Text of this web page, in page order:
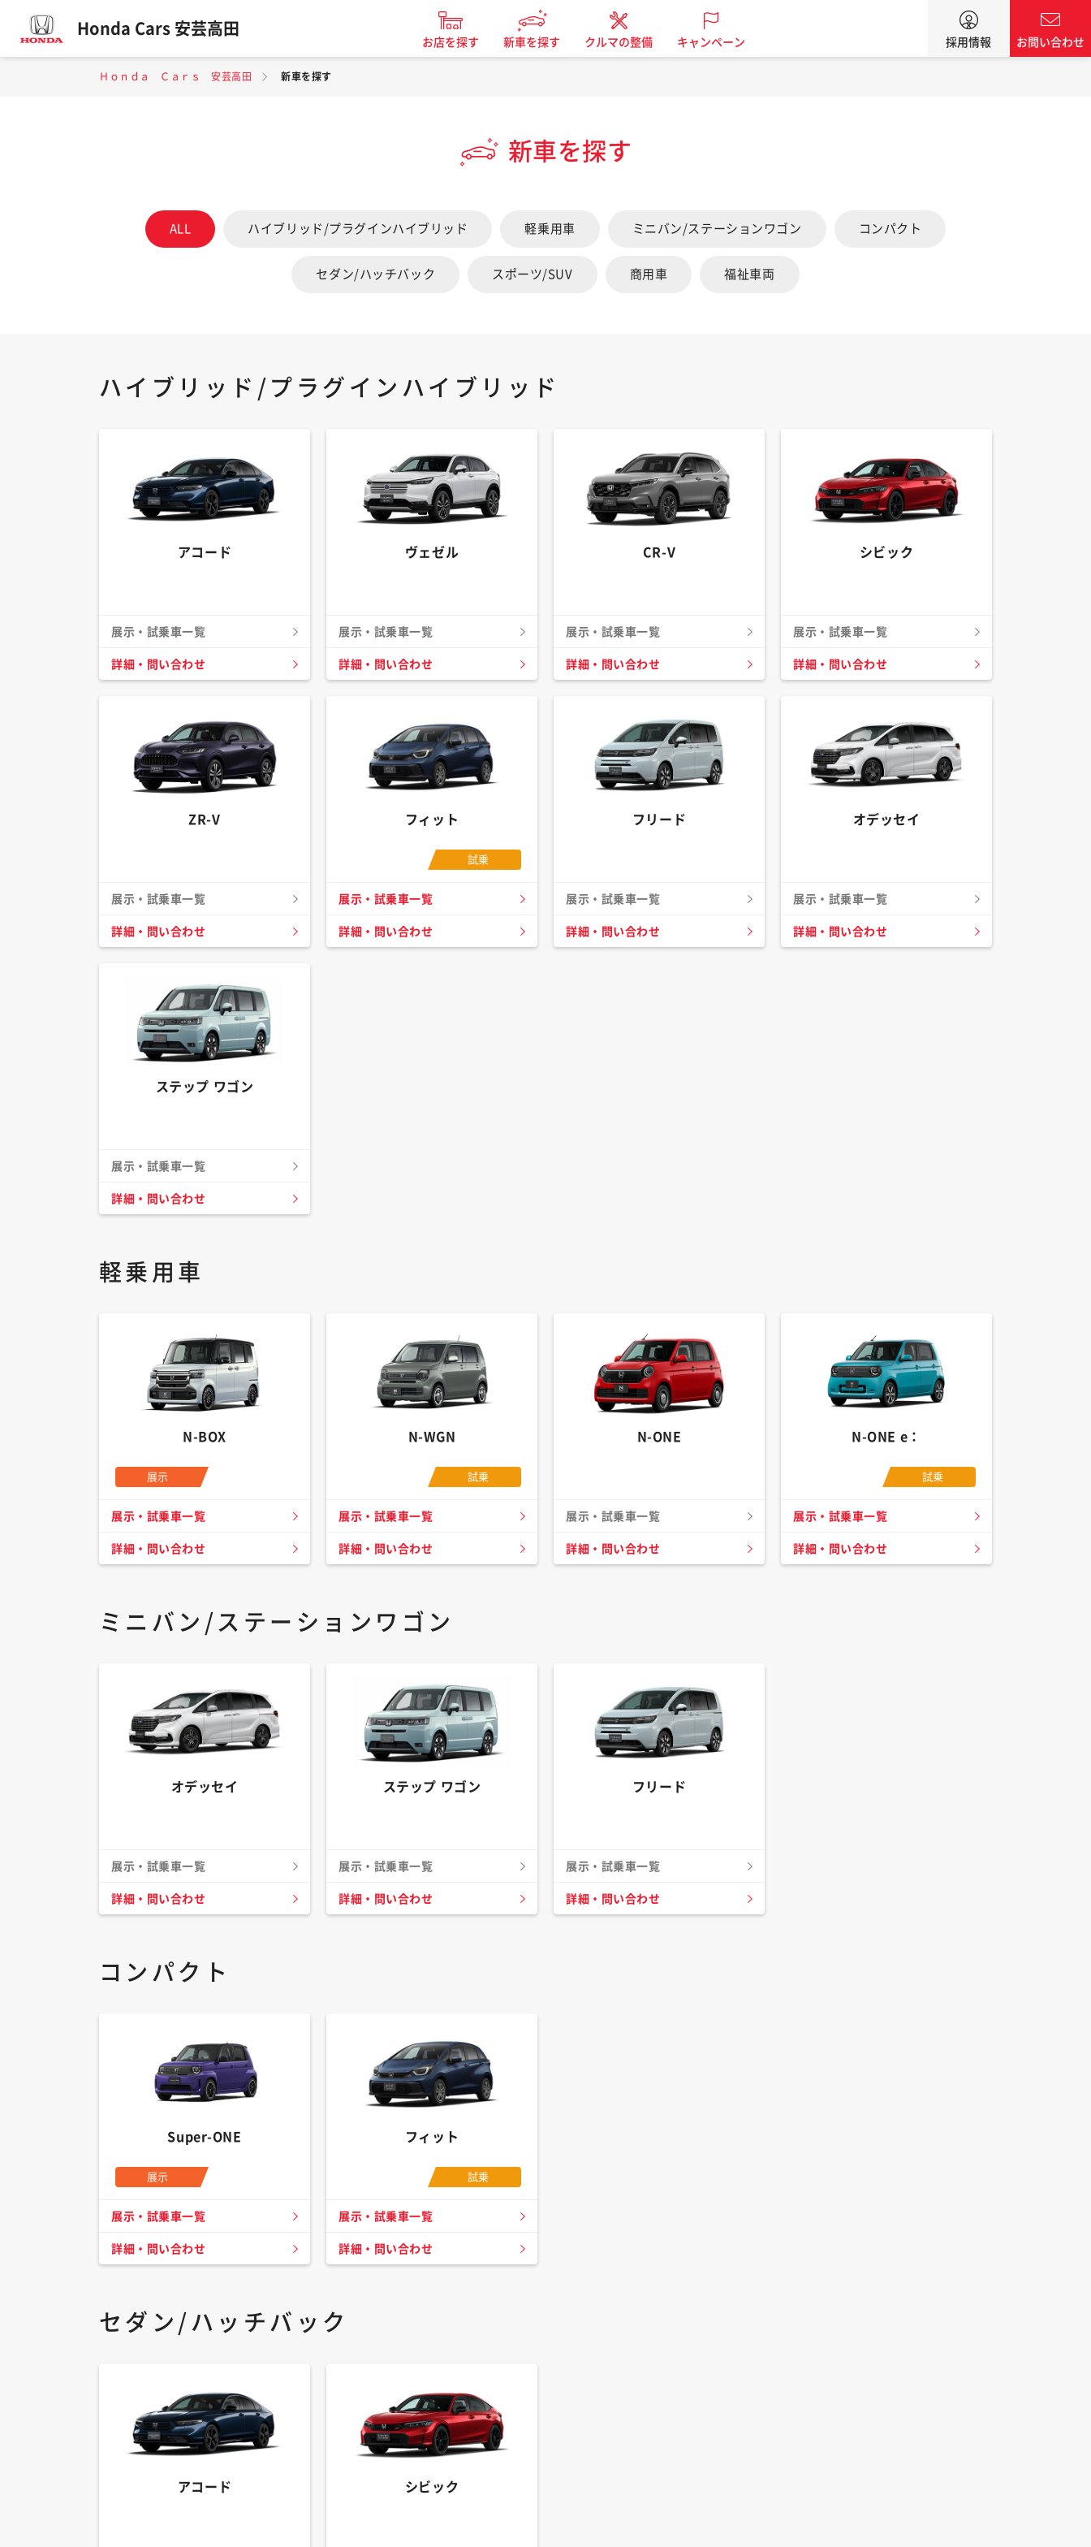
Honda Cars 安芸高田
お店を探す 新車を探す クルマの整備 キャンペーン 採用情報 お問い合わせ
Ｈｏｎｄａ Ｃａｒｓ 安芸高田 新車を探す
新車を探す
ALL ハイブリッド/プラグインハイブリッド 軽乗用車 ミニバン/ステーションワゴン コンパクト
セダン/ハッチバック スポーツ/SUV 商用車 福祉車両
ハイブリッド/プラグインハイブリッド
アコード
展示・試乗車一覧
詳細・問い合わせ
ヴェゼル
展示・試乗車一覧
詳細・問い合わせ
CR-V
展示・試乗車一覧
詳細・問い合わせ
シビック
展示・試乗車一覧
詳細・問い合わせ
ZR-V
展示・試乗車一覧
詳細・問い合わせ
フィット
試乗
展示・試乗車一覧
詳細・問い合わせ
フリード
展示・試乗車一覧
詳細・問い合わせ
オデッセイ
展示・試乗車一覧
詳細・問い合わせ
ステップ ワゴン
展示・試乗車一覧
詳細・問い合わせ
軽乗用車
N-BOX
展示
展示・試乗車一覧
詳細・問い合わせ
N-WGN
試乗
展示・試乗車一覧
詳細・問い合わせ
N-ONE
展示・試乗車一覧
詳細・問い合わせ
N-ONE e：
試乗
展示・試乗車一覧
詳細・問い合わせ
ミニバン/ステーションワゴン
オデッセイ
展示・試乗車一覧
詳細・問い合わせ
ステップ ワゴン
展示・試乗車一覧
詳細・問い合わせ
フリード
展示・試乗車一覧
詳細・問い合わせ
コンパクト
Super-ONE
展示
展示・試乗車一覧
詳細・問い合わせ
フィット
試乗
展示・試乗車一覧
詳細・問い合わせ
セダン/ハッチバック
アコード シビック